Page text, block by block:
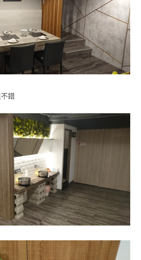
錯